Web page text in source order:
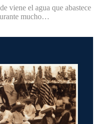
viene el agua que abastece
mucho…